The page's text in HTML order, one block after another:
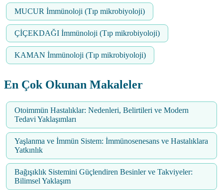
MUCUR İmmünoloji (Tıp mikrobiyoloji)
ÇİÇEKDAĞI İmmünoloji (Tıp mikrobiyoloji)
KAMAN İmmünoloji (Tıp mikrobiyoloji)
En Çok Okunan Makaleler
Otoimmün Hastalıklar: Nedenleri, Belirtileri ve Modern
Tedavi Yaklaşımları
Yaşlanma ve İmmün Sistem: İmmünosenesans ve Hastalıklara
Yatkınlık
Bağışıklık Sistemini Güçlendiren Besinler ve Takviyeler:
Bilimsel Yaklaşım